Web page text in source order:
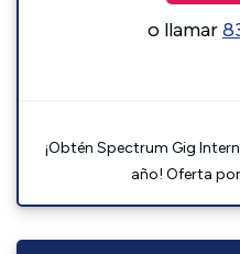
o llamar
¡Obtén Spectrum Gig
año! Oferta